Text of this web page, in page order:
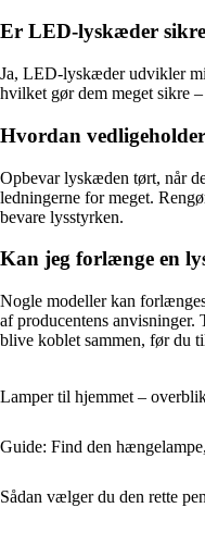
Er LED-lyskæder
Ja, LED-lyskæder udvikler
hvilket gør dem meget sikre
Hvordan
Opbevar lyskæden tørt, når
ledningerne for meget.
bevare lysstyrken.
Kan jeg forlænge en
Nogle modeller kan
af producentens
blive koblet sammen, før du
Lamper til hjemmet –
Guide: Find den
Sådan vælger du den rette